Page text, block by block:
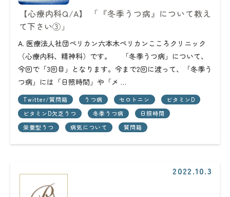
【心療内科Q/A】 「『冬季うつ病』について教え
て下さい③」
A. 医療法人社団ペリカン六本木ペリカンこころクリニック
（心療内科、精神科）です。 「冬季うつ病」について、
今回で「3回目」となります。今まで2回に渡って、「冬季う
つ病」には「日照時間」や「メ …
Twitter/質問箱 うつ病 セロトニン
ビタミンD
ビタミンD欠乏うつ
冬季うつ病
日照時間
栄養型うつ
病気について 質問箱
2022.10.3